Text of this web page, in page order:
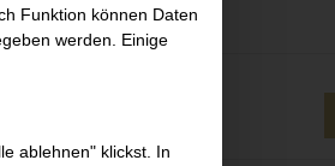
Funktion können Daten
werden. Einige
ablehnen" klickst. In